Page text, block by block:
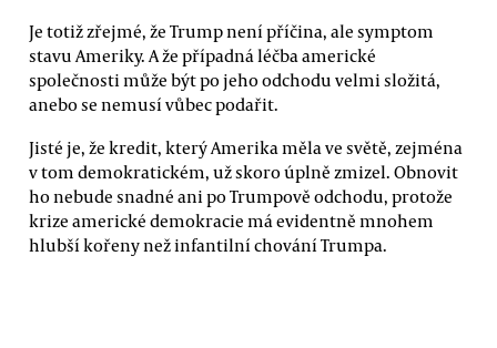
Je totiž zřejmé, že Trump není příčina, ale symptom
stavu Ameriky. A že případná léčba americké
společnosti může být po jeho odchodu velmi složitá,
anebo se nemusí vůbec podařit.
Jisté je, že kredit, který Amerika měla ve světě, zejména
v tom demokratickém, už skoro úplně zmizel. Obnovit
ho nebude snadné ani po Trumpově odchodu, protože
krize americké demokracie má evidentně mnohem
hlubší kořeny než infantilní chování Trumpa.